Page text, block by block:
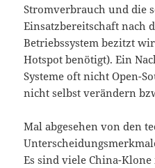
Stromverbrauch und die
Einsatzbereitschaft nach
Betriebssystem bezitzt
Hotspot benötigt). Ein
Systeme oft nicht Open-
nicht selbst verändern
Mal abgesehen von den
Es sind viele China-